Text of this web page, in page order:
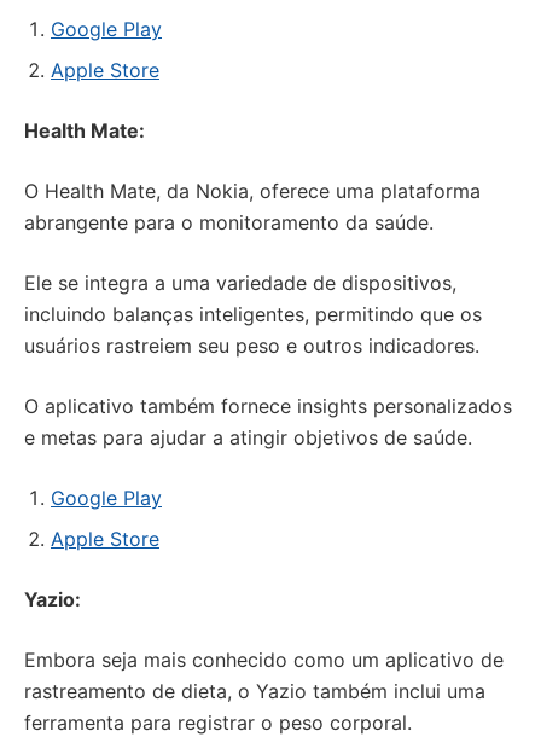
Google Play
Apple Store
Health Mate:
O Health Mate, da Nokia, oferece uma plataforma
abrangente para o monitoramento da saúde.
Ele se integra a uma variedade de dispositivos,
incluindo balanças inteligentes, permitindo que os
usuários rastreiem seu peso e outros indicadores.
O aplicativo também fornece insights personalizados
e metas para ajudar a atingir objetivos de saúde.
Google Play
Apple Store
Yazio:
Embora seja mais conhecido como um aplicativo de
rastreamento de dieta, o Yazio também inclui uma
ferramenta para registrar o peso corporal.